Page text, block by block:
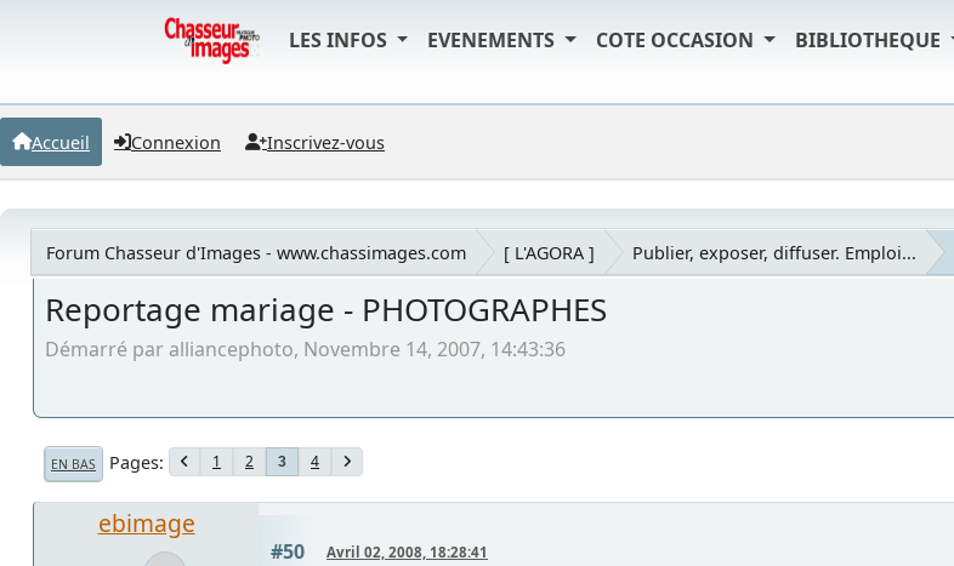
LES INFOS EVENEMENTS COTE OCCASION BIBLIOTHEQUE
Accueil Connexion Inscrivez-vous
Forum Chasseur d'Images - www.chassimages.com [ L'AGORA ] Publier, exposer, diffuser. Emploi...
Reportage mariage - PHOTOGRAPHES
Démarré par alliancephoto, Novembre 14, 2007, 14:43:36
EN BAS Pages 1 2 3 4
ebimage
#50 Avril 02, 2008, 18:28:41